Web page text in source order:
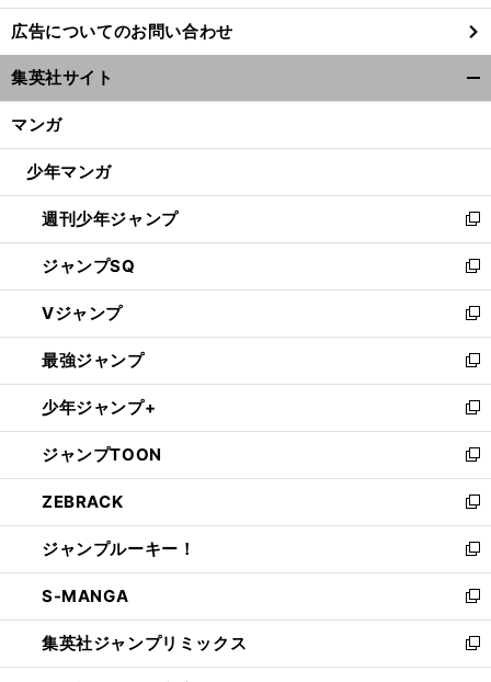
し
い
ウ
ィ
ン
ウ
開
く
広告についてのお問い合わせ
集英社サイト
マンガ
少年マンガ
週刊少年ジャンプ
新
し
い
ウ
ィ
ン
ド
ウ
で
開
く
ジャンプSQ
新
し
い
ウ
ィ
ン
ド
ウ
で
開
く
Vジャンプ
新
し
い
ウ
ィ
ン
ド
ウ
で
開
く
最強ジャンプ
新
し
い
ウ
ィ
ン
ド
ウ
で
開
く
少年ジャンプ+
新
し
い
ウ
ィ
ン
ド
ウ
で
開
く
ジャンプTOON
新
し
い
ウ
ィ
ン
ド
ウ
で
開
ZEBRACK
新
し
い
ウ
ィ
ン
ド
ウ
ジャンプルーキー！
新
し
い
ウ
ィ
ン
S-MANGA
新
し
い
ウ
集英社ジャンプリミックス
新
し